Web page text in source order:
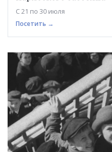
С 21 по 30 июля
Посетить →